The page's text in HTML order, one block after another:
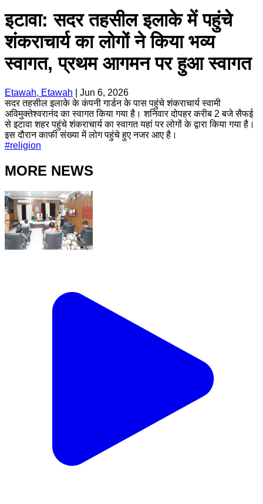
इटावा: सदर तहसील इलाके में पहुंचे
शंकराचार्य का लोगों ने किया भव्य
स्वागत, प्रथम आगमन पर हुआ स्वागत
Etawah, Etawah
Jun 6, 2026
सदर तहसील इलाके के कंपनी गार्डन के पास पहुंचे शंकराचार्य स्वामी
अविमुक्तेश्वरानंद का स्वागत किया गया है। शनिवार दोपहर करीब 2 बजे सैफई
से इटावा शहर पहुंचे शंकराचार्य का स्वागत यहां पर लोगों के द्वारा किया गया है।
इस दौरान काफी संख्या में लोग पहुंचे हुए नजर आए है।
#religion
MORE NEWS